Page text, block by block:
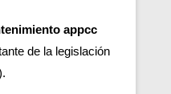
appcc
de la legislación